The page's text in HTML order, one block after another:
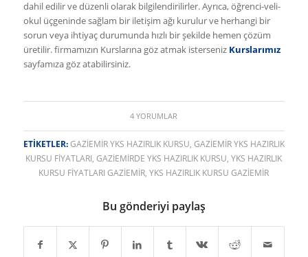
dahil edilir ve düzenli olarak bilgilendirilirler. Ayrıca, öğrenci-veli-
okul üçgeninde sağlam bir iletişim ağı kurulur ve herhangi bir
sorun veya ihtiyaç durumunda hızlı bir şekilde hemen çözüm
üretilir. firmamızın Kurslarına göz atmak isterseniz Kurslarımız
sayfamıza göz atabilirsiniz.
4 YORUMLAR
ETIKETLER:GAZIEMIR YKS HAZIRLIK KURSU, GAZIEMIR YKS HAZIRLIK
KURSU FIYATLARI,GAZIEMIRDE YKS HAZIRLIK KURSU,YKS HAZIRLIK
KURSU FIYATLARI GAZIEMIR,YKS HAZIRLIK KURSU GAZIEMIR
Bu gönderiyi paylaş